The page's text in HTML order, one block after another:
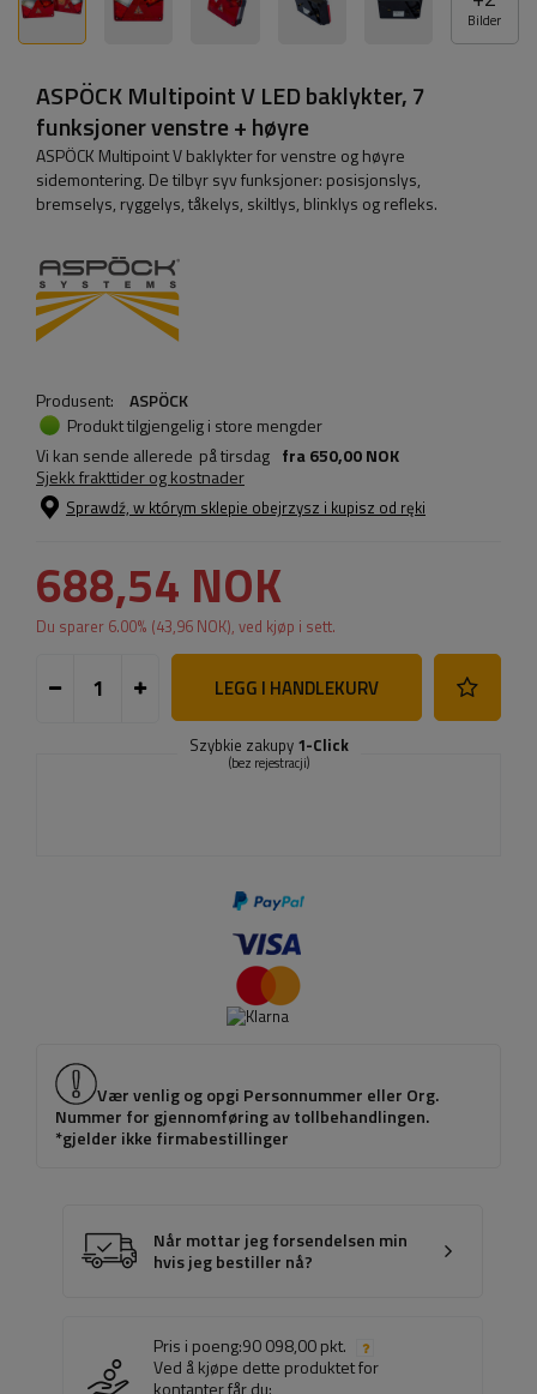
Bilder
ASPÖCK Multipoint V LED baklykter, 7
funksjoner venstre + høyre
ASPÖCK Multipoint V baklykter for venstre og høyre
sidemontering. De tilbyr syv funksjoner: posisjonslys,
bremselys, ryggelys, tåkelys, skiltlys, blinklys og refleks.
Produsent:
ASPÖCK
Produkt tilgjengelig i store mengder
Vi kan sende allerede på tirsdag fra650,00 NOK
Sjekk frakttider og kostnader
Sprawdź, w którym sklepie obejrzysz i kupisz od ręki
688,54 NOK
Du sparer 6.00% (43,96 NOK), ved kjøp i sett.
LEGG I HANDLEKURV
Szybkie zakupy 1-Click
(bez rejestracji)
Vær venlig og opgi Personnummer eller Org.
Nummer for gjennomføring av tollbehandlingen.
*gjelder ikke firmabestillinger
Når mottar jeg forsendelsen min
hvis jeg bestiller nå?
Pris i poeng:90 098,00 pkt.
Ved å kjøpe dette produktet for
kontanter får du: